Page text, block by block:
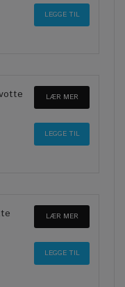
LÆR MER
LÆR MER